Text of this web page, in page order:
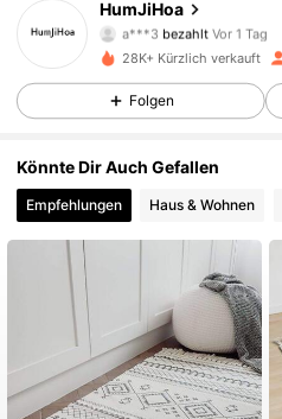
HumJiHoa
a***3bezahlt
t***nistVor 1 Tag gefolgt
3.2K Follower
4,91 3.2K Follower
28K+ Kürzlich verkauft
Folgen
Könnte Dir Auch Gefallen
Empfehlungen Haus & Wohnen